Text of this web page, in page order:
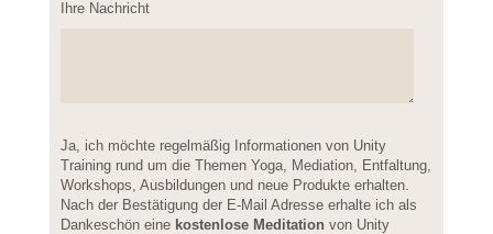
empty.
Ihre Nachricht
leave
this
field
empty.
Ja, ich möchte regelmäßig Informationen von Unity
Training rund um die Themen Yoga, Mediation, Entfaltung,
Workshops, Ausbildungen und neue Produkte erhalten.
Nach der Bestätigung der E-Mail Adresse erhalte ich als
Dankeschön eine kostenlose Meditation von Unity